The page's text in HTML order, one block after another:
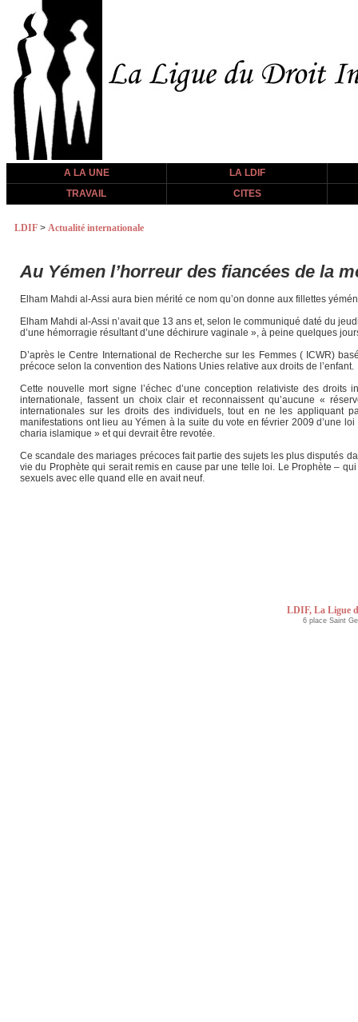
A LA UNE
LA LDIF
TRAVAIL
CITES
LDIF > Actualité internationale
Au Yémen l’horreur des fiancées de la
Elham Mahdi al-Assi aura bien mérité ce nom qu’on donne aux fillettes
Elham Mahdi al-Assi n’avait que 13 ans et, selon le communiqué daté du
d’une hémorragie résultant d’une déchirure vaginale », à peine quelques
D’après le Centre International de Recherche sur les Femmes ( ICWR)
précoce selon la convention des Nations Unies relative aux droits de l’enfant.
Cette nouvelle mort signe l’échec d’une conception relativiste des
internationale, fassent un choix clair et reconnaissent qu’aucune «
internationales sur les droits des individuels, tout en ne les appliquant
manifestations ont lieu au Yémen à la suite du vote en février 2009 d’une
charia islamique » et qui devrait être revotée.
Ce scandale des mariages précoces fait partie des sujets les plus disputés
vie du Prophète qui serait remis en cause par une telle loi. Le Prophète –
sexuels avec elle quand elle en avait neuf.
LDIF, La Ligue
6 place Saint